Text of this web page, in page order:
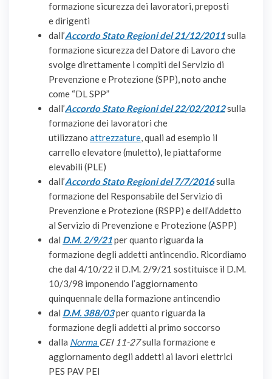
formazione sicurezza dei lavoratori, preposti
e dirigenti
dall’Accordo Stato Regioni del 21/12/2011sulla
formazione sicurezza del Datore di Lavoro che
svolge direttamente i compiti del Servizio di
Prevenzione e Protezione (SPP), noto anche
come “DL SPP”
dall’Accordo Stato Regioni del 22/02/2012sulla
formazione dei lavoratori che
utilizzano attrezzature, quali ad esempio il
carrello elevatore (muletto), le piattaforme
elevabili (PLE)
dall’Accordo Stato Regioni del 7/7/2016sulla
formazione del Responsabile del Servizio di
Prevenzione e Protezione (RSPP) e dell’Addetto
al Servizio di Prevenzione e Protezione (ASPP)
dal D.M. 2/9/21per quanto riguarda la
formazione degli addetti antincendio. Ricordiamo
che dal 4/10/22 il D.M. 2/9/21 sostituisce il D.M.
10/3/98 imponendo l’aggiornamento
quinquennale della formazione antincendio
dal D.M. 388/03per quanto riguarda la
formazione degli addetti al primo soccorso
dalla Norma CEI 11-27sulla formazione e
aggiornamento degli addetti ai lavori elettrici
PES PAV PEI